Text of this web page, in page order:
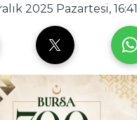
2025 Pazartesi, 16:41